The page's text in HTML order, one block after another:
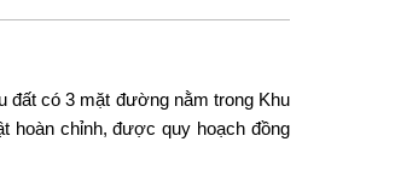
đất có 3 mặt đường nằm trong Khu
chỉnh, được quy hoạch đồng